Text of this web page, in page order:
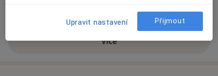
Víceo adrese
Upravit nastavení Přijmout